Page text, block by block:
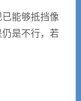
能够抵挡像
是不行，若